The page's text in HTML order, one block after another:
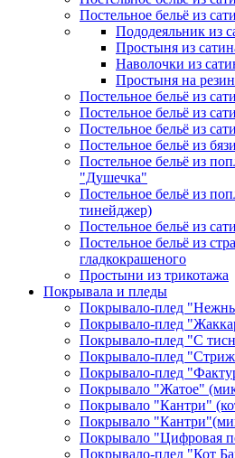
Постельное бельё из
Пододеяльник из
Простыня из
Наволочки из
Простыня на
Постельное бельё из
Постельное бельё из
Постельное бельё из
Постельное бельё из бязи
Постельное бельё из
"Душечка"
Постельное бельё из
тинейджер)
Постельное бельё из
Постельное бельё из
гладкокрашеного
Простыни из трикотажа
Покрывала и пледы
Покрывало-плед
Покрывало-плед
Покрывало-плед "С
Покрывало-плед
Покрывало-плед
Покрывало "Жатое"
Покрывало "Кантри"
Покрывало
Покрывало "Цифровая
Покрывало-плед "Кот